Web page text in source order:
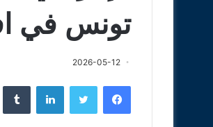
تونس في
2026-05-12
فيسبوك لينكدإن